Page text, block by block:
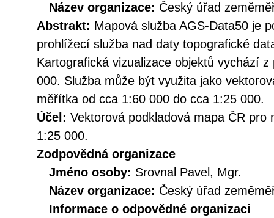
Název organizace: Český úřad
Abstrakt: Mapová služba AGS-Data50 je
prohlížecí služba nad daty topografické
Kartografická vizualizace objektů vychází
000. Služba může být využita jako
měřítka od cca 1:60 000 do cca 1:25 000.
Účel: Vektorová podkladová mapa ČR
1:25 000.
Zodpovědná organizace
Jméno osoby: Srovnal Pavel, Mgr.
Název organizace: Český úřad
Informace o odpovědné organizaci